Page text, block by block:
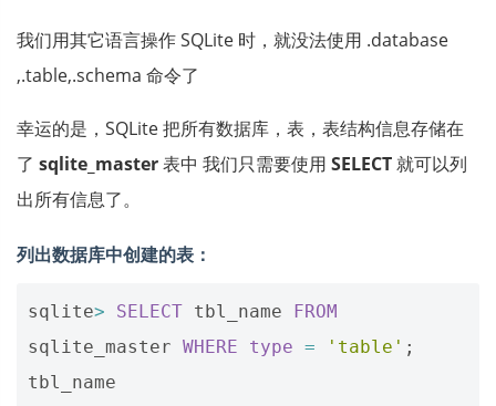
我们用其它语言操作 SQLite 时，就没法使用 .database
,.table,.schema 命令了
幸运的是，SQLite 把所有数据库，表，表结构信息存储在
了 sqlite_master表中 我们只需要使用 SELECT就可以列
出所有信息了。
列出数据库中创建的表：
sqlite> SELECT tbl_name
FROM
sqlite_master WHERE type = 'table' ;
tbl_name